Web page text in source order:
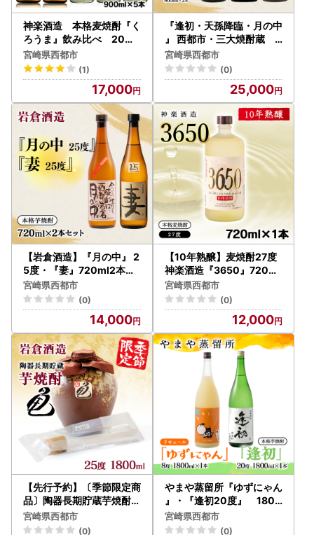
神楽酒造 本格麦焼酎『く
ろうま』飲み比べ 20度9
00ｍｌ×5本セット＜26-
18a＞
宮崎県西都市
(1)
17,000
『逢初・天孫降臨・月の中
』 西都市・三大焼酎蔵 9
00ｍｌ 6本セット<7-3
3a＞
宮崎県西都市
(0)
25,000
【岩倉酒造】『月の中』 2
5度・『妻』720ml2本セ
ット(販売店限定芋焼酎)＜
7-29a＞
宮崎県西都市
(0)
14,000
【10年熟醸】麦焼酎27度
神楽酒造『3650』720ml
<7-26a>
宮崎県西都市
(0)
12,000
【先行予約】〔季節限定商
品〕陶器長期貯蔵芋焼酎『
亀』生竹ひしゃく付き＜7
-34a＞
宮崎県西都市
(0)
やまや蒸留所『ゆずにゃん
』・『逢初20度』 1800
ｍｌセット＜7-32a>
宮崎県西都市
(0)